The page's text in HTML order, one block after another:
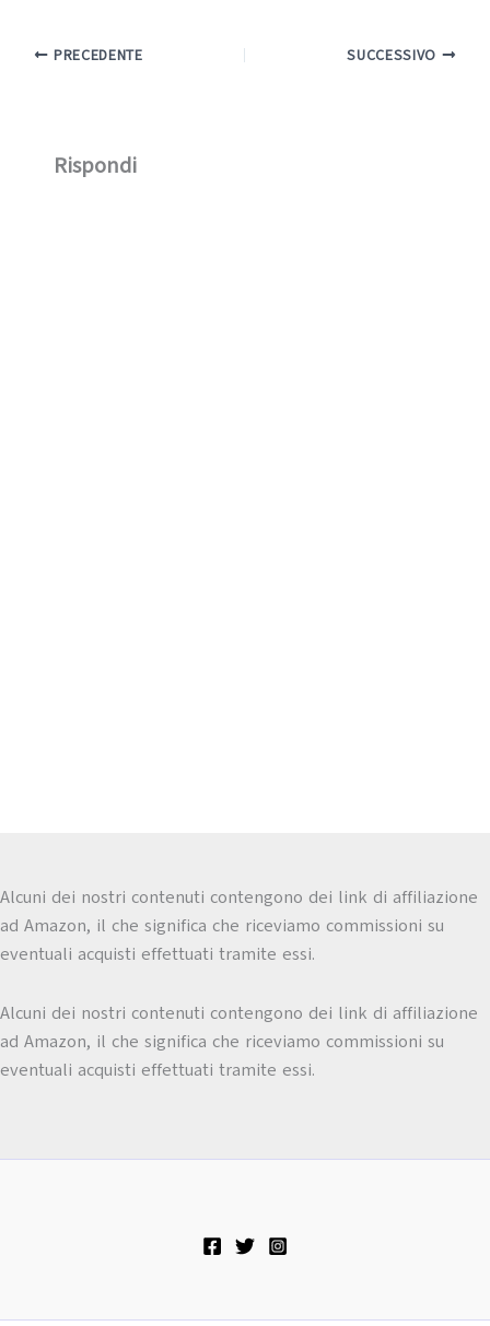
PRECEDENTE SUCCESSIVO
Rispondi
Alcuni dei nostri contenuti contengono dei link di affiliazione
ad Amazon, il che significa che riceviamo commissioni su
eventuali acquisti effettuati tramite essi.
Alcuni dei nostri contenuti contengono dei link di affiliazione
ad Amazon, il che significa che riceviamo commissioni su
eventuali acquisti effettuati tramite essi.